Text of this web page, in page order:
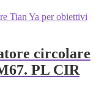
circolare
PL CIR